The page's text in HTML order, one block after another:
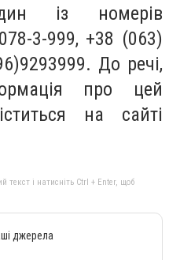
із номерів
3-999, +38 (063)
До речі,
про цей
на сайті
текст і натисніть Ctrl + Enter, щоб
джерела